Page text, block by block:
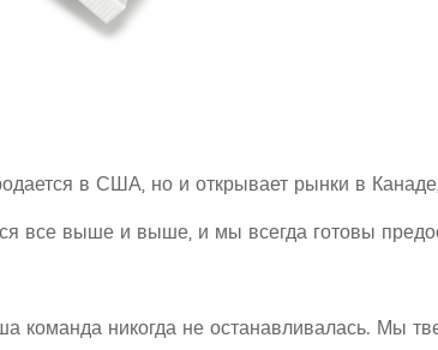
в США, но и открывает рынки в
все выше и выше, и мы всегда готовы
команда никогда не останавливалась. Мы